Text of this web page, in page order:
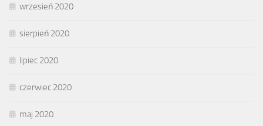
wrzesień 2020
sierpień 2020
lipiec 2020
czerwiec 2020
maj 2020